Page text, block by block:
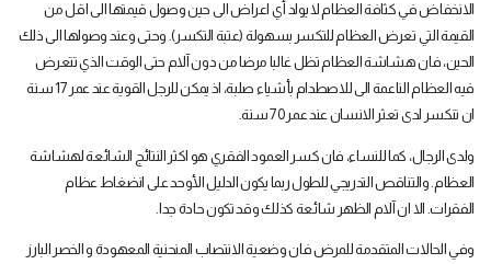
الانخفاض في كثافة العظام لا يولد أي اعراض الى حين وصول قيمتها الى اقل من
القيمة التي تعرض العظام للتكسر بسهولة (عتبة التكسر). وحتى وعند وصولها الى ذلك
الحين، فان هشاشة العظام تظل غالبا مرضا من دون آلام حتى الوقت الذي تتعرض
فيه العظام الناعمة الى للاصطدام بأشياء صلبة، اذ يمكن للرجل القوية عند عمر 17 سنة
ان تنكسر لدى تعثر الانسان عند عمر 70 سنة
.
ولدى الرجال، كما للنساء، فان كسر العمود الفقري هو اكثر النتائج الشائعة لهشاشة
العظام. والتناقص التدريجي للطول ربما يكون الدليل الأوحد على انضغاط عظام
الفقرات. الا ان آلام الظهر شائعة كذلك وقد تكون حادة جدا
وفي الحالات المتقدمة للمرض فان وضعية الانتصاب المنحنية المعهودة و الخصر البارز